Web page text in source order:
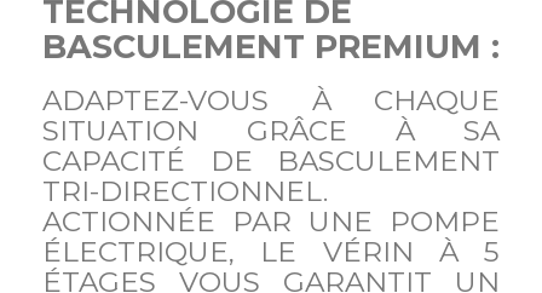
TECHNOLOGIE DE
BASCULEMENT PREMIUM :
ADAPTEZ-VOUS À CHAQUE
SITUATION GRÂCE À SA
CAPACITÉ DE BASCULEMENT
TRI-DIRECTIONNEL.
ACTIONNÉE PAR UNE POMPE
ÉLECTRIQUE, LE VÉRIN À 5
ÉTAGES VOUS GARANTIT UN